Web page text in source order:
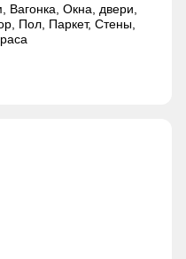
Вагонка, Окна, двери,
Пол, Паркет, Стены,